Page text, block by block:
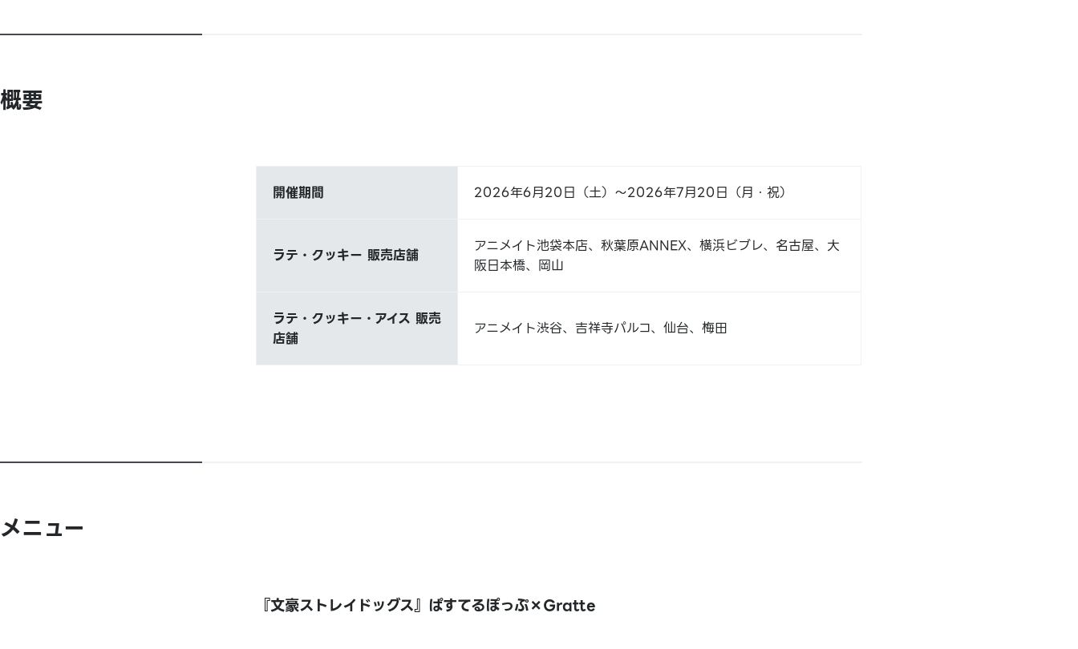
概要
開催期間 2026年6月20日（土）～2026年7月20日（月・祝）
ラテ・クッキー 販売店舗
アニメイト池袋本店、秋葉原ANNEX、横浜ビブレ、名古屋、大
阪日本橋、岡山
ラテ・クッキー・アイス 販売
店舗
アニメイト渋谷、吉祥寺パルコ、仙台、梅田
メニュー
『文豪ストレイドッグス』ぱすてるぽっぷ×Gratte